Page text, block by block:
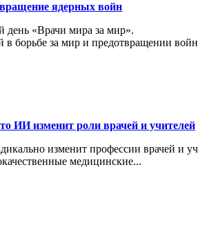
ядерных войн
день «Врачи мира за мир».
в борьбе за мир и предотвращении
ИИ изменит роли врачей и учителей
изменит профессии
медицинские...